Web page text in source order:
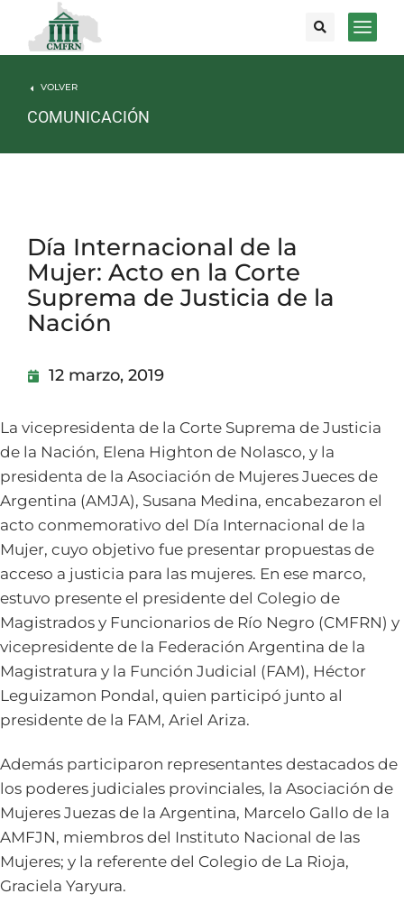
VOLVER
COMUNICACIÓN
Día Internacional de la
Mujer: Acto en la Corte
Suprema de Justicia de la
Nación
12 marzo, 2019
La vicepresidenta de la Corte Suprema de Justicia
de la Nación, Elena Highton de Nolasco, y la
presidenta de la Asociación de Mujeres Jueces de
Argentina (AMJA), Susana Medina, encabezaron el
acto conmemorativo del Día Internacional de la
Mujer, cuyo objetivo fue presentar propuestas de
acceso a justicia para las mujeres. En ese marco,
estuvo presente el presidente del Colegio de
Magistrados y Funcionarios de Río Negro (CMFRN) y
vicepresidente de la Federación Argentina de la
Magistratura y la Función Judicial (FAM), Héctor
Leguizamon Pondal, quien participó junto al
presidente de la FAM, Ariel Ariza.
Además participaron representantes destacados de
los poderes judiciales provinciales, la Asociación de
Mujeres Juezas de la Argentina, Marcelo Gallo de la
AMFJN, miembros del Instituto Nacional de las
Mujeres; y la referente del Colegio de La Rioja,
Graciela Yaryura.